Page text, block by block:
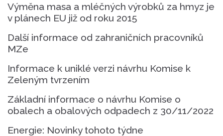
Výměna masa a mléčných výrobků za hmyz je
v plánech EU již od roku 2015
Další informace od zahraničních pracovníků
MZe
Informace k uniklé verzi návrhu Komise k
Zeleným tvrzením
Základní informace o návrhu Komise o
obalech a obalových odpadech z 30/11/2022
Energie: Novinky tohoto týdne